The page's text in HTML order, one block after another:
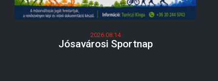
2026.08.14
Jósavárosi Sportnap